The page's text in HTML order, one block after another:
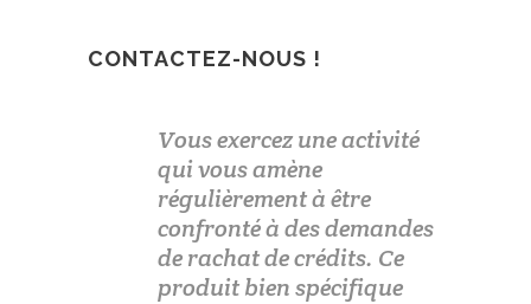
CONTACTEZ-NOUS !
Vous exercez une activité
qui vous amène
régulièrement à être
confronté à des demandes
de rachat de crédits. Ce
produit bien spécifique